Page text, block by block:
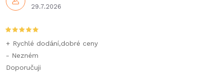
v
ý
p
i
29.7.2026
+ Rychlé dodání,dobré ceny
- Nezném
Doporučuji